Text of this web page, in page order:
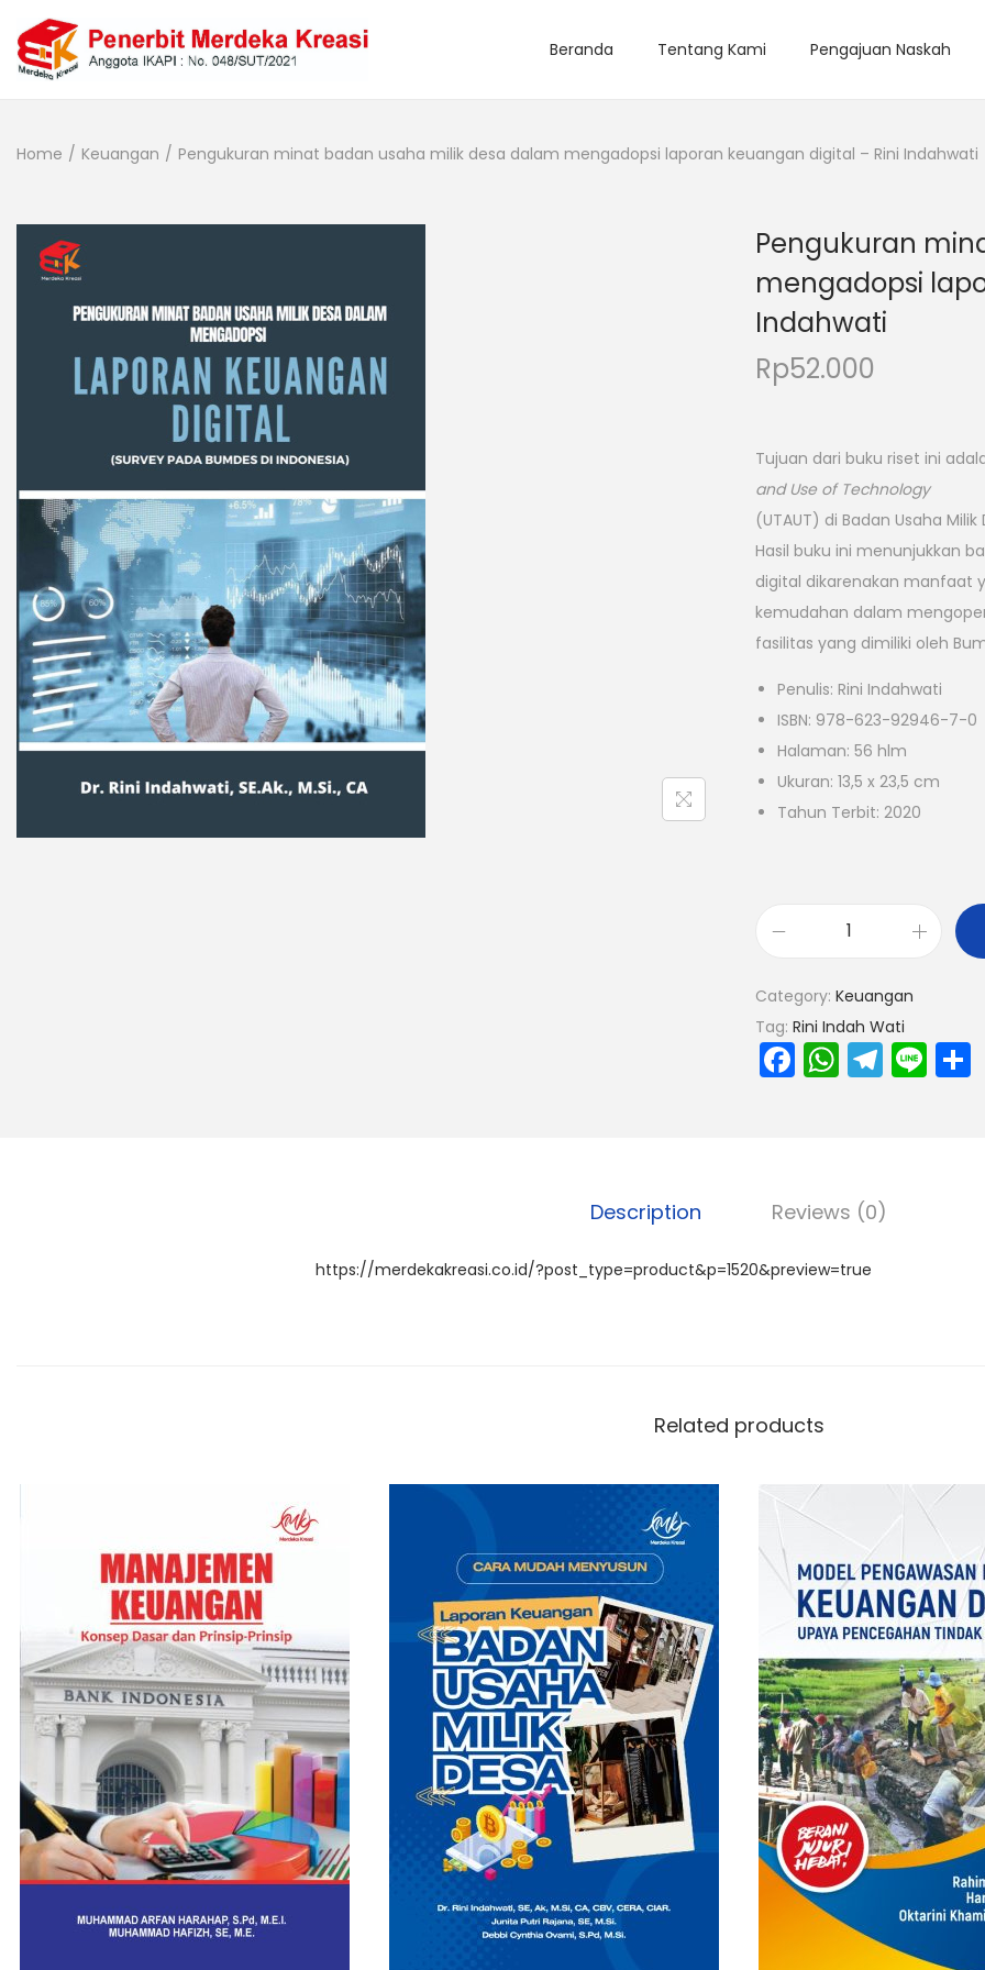
Beranda Tentang Kami Pengajuan Naskah
Home / Keuangan / Pengukuran minat badan usaha milik desa dalam mengadopsi laporan keuangan digital – Rini Indahwati
Pengukuran
mengadopsi
Indahwati
Rp52.000
Tujuan dari buku riset ini
and Use of Technology
(UTAUT) di Badan Usaha
Hasil buku ini menunjukkan
digital dikarenakan manfaat
kemudahan dalam
fasilitas yang dimiliki oleh
Penulis: Rini Indahwati
ISBN: 978-623-92946-7-0
Halaman: 56 hlm
Ukuran: 13,5 x 23,5 cm
Tahun Terbit: 2020
Category: Keuangan
Tag: Rini Indah Wati
F
a
b
o
o
W
h
A
p
p
T
el
a
m
Li
n
Description Reviews (0)
https://merdekakreasi.co.id/?post_type=product&p=1520&preview=true
Related products